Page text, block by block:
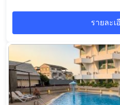
งหน้าโรงแรม เดินไปนิดเดียวก็มีเ
รายละเ